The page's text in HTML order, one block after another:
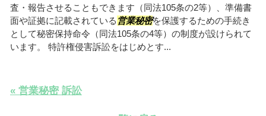
査・報告させることもできます（同法105条の2等）、準備書
面や証拠に記載されている 営業秘密を保護するための手続き
として秘密保持命令（同法105条の4等）の制度が設けられて
います。 特許権侵害訴訟をはじめとす...
« 営業秘密 訴訟